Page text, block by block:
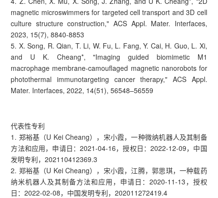
magnetic microswimmers for targeted cell transport and 3D cell
culture structure construction," ACS Appl. Mater. Interfaces,
2023, 15(7), 8840-8853
5. X. Song, R. Qian, T. Li, W. Fu, L. Fang, Y. Cai, H. Guo, L. Xi,
and U K. Cheang*, "Imaging guided biomimetic M1
macrophage membrane-camouflaged magnetic nanorobots for
photothermal immunotargeting cancer therapy," ACS Appl.
Mater. Interfaces, 2022, 14(51), 56548–56559
代表性专利
1. 郑裕基（U Kei Cheang），宋小霞，一种微纳机器人及其制备
方法和应用，申请日：2021-04-16，授权日：2022-12-09，中国
发明专利，202110412369.3
2. 郑裕基（U Kei Cheang），宋小霞，江腾，郭思琪，一种载药
纳米机器人及其制备方法和应用，申请日：2020-11-13，授权
日：2022-02-08，中国发明专利，202011272419.4